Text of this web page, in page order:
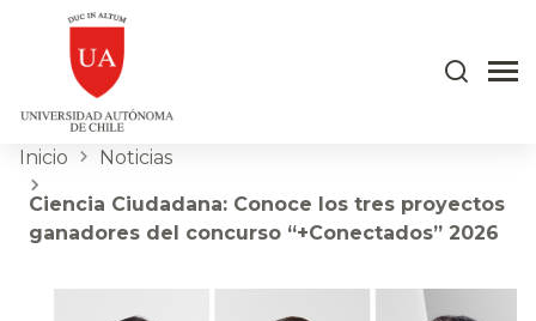
Inicio Noticias
Ciencia Ciudadana: Conoce los tres proyectos
ganadores del concurso “+Conectados” 2026